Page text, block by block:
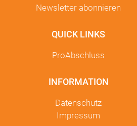
Newsletter abonnieren
QUICK LINKS
ProAbschluss
INFORMATION
Datenschutz
Impressum